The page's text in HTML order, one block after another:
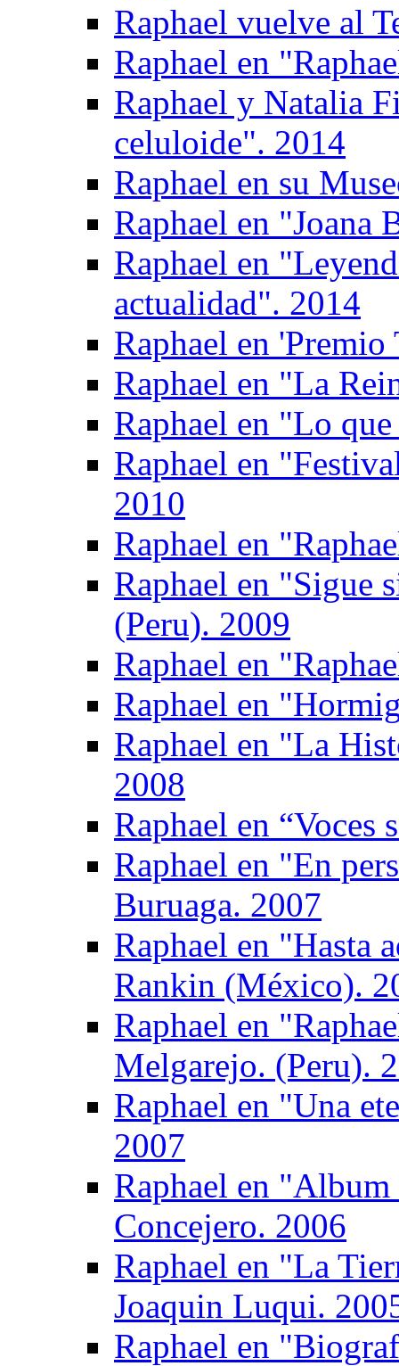
Raphael vuelve al
Raphael en
Raphael y Natalia
celuloide". 2014
Raphael en su
Raphael en "Joana
Raphael en
actualidad". 2014
Raphael en
Raphael en "La
Raphael en "Lo
Raphael en
2010
Raphael en
Raphael en "Sigue
(Peru). 2009
Raphael en
Raphael en
Raphael en "La
2008
Raphael en “Voces
Raphael en "En
Buruaga. 2007
Raphael en "Hasta
Rankin (México).
Raphael en
Melgarejo. (Peru).
Raphael en "Una
2007
Raphael en "Album
Concejero. 2006
Raphael en "La
Joaquin Luqui.
Raphael en